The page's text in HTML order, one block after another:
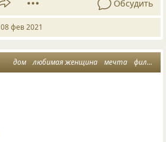
Обсудить
08 фев 2021
дом любимая женщина мечта философская лирика